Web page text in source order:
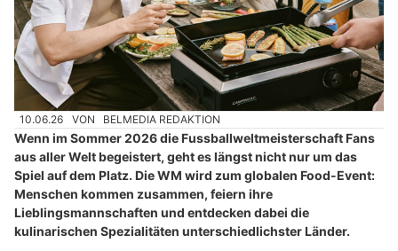
10.06.26 VON BELMEDIA REDAKTION
Wenn im Sommer 2026 die Fussballweltmeisterschaft Fans
aus aller Welt begeistert, geht es längst nicht nur um das
Spiel auf dem Platz. Die WM wird zum globalen Food-Event:
Menschen kommen zusammen, feiern ihre
Lieblingsmannschaften und entdecken dabei die
kulinarischen Spezialitäten unterschiedlichster Länder.